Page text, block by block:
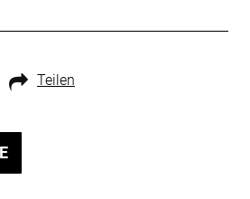
Teilen